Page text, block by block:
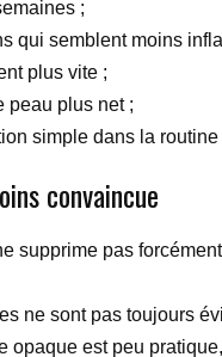
;
qui semblent moins
plus vite ;
peau plus net ;
simple dans la routine
convaincue
supprime pas
ne sont pas toujours
opaque est peu